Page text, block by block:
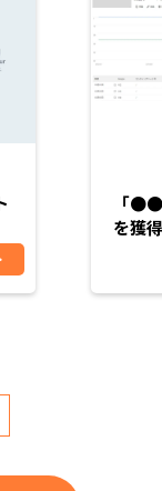
「
を獲